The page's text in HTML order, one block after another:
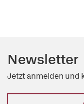
Newsletter
Jetzt anmelden und